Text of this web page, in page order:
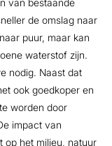
van bestaande
de omslag naar
puur, maar kan
waterstof zijn.
nodig. Naast dat
ook goedkoper en
worden door
impact van
op het milieu, natuur